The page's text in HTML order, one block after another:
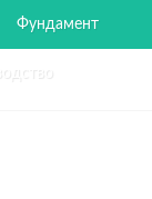
Фундамент